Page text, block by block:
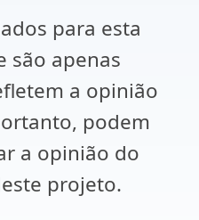
para esta
são apenas
a opinião
podem
a opinião do
projeto.